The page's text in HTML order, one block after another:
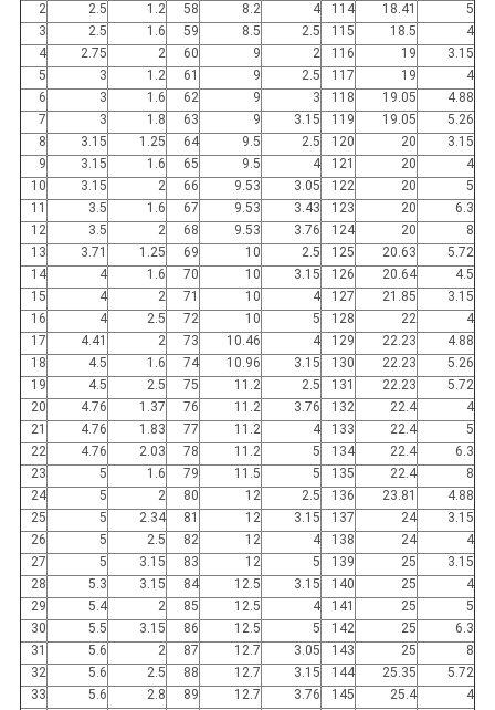
2
2.5 1.2 58 8.2 4 114 18.41
5
3
2.5 1.6 59 8.5 2.5 115 18.5
4
4
2.75 2 60 9 2 116 19
3.15
5
3 1.2 61 9 2.5 117 19
4
6
3 1.6 62 9 3 118 19.05
4.88
7
3 1.8 63 9 3.15 119 19.05
5.26
8
3.15 1.25 64 9.5 2.5 120 20
3.15
9
3.15 1.6 65 9.5 4 121 20
4
10
3.15 2 66 9.53 3.05 122 20
5
11
3.5 1.6 67 9.53 3.43 123 20
6.3
12
3.5 2 68 9.53 3.76 124 20
8
13
3.71 1.25 69 10 2.5 125 20.63
5.72
14
4 1.6 70 10 3.15 126 20.64
4.5
15
4 2 71 10 4 127 21.85
3.15
16
4 2.5 72 10 5 128 22
4
17
4.41 2 73 10.46 4 129 22.23
4.88
18
4.5 1.6 74 10.96 3.15 130 22.23
5.26
19
4.5 2.5 75 11.2 2.5 131 22.23
5.72
20
4.76 1.37 76 11.2 3.76 132 22.4
4
21
4.76 1.83 77 11.2 4 133 22.4
5
22
4.76 2.03 78 11.2 5 134 22.4
6.3
23
5 1.6 79 11.5 5 135 22.4
8
24
5 2 80 12 2.5 136 23.81
4.88
25
5 2.34 81 12 3.15 137 24
3.15
26
5 2.5 82 12 4 138 24
4
27
5 3.15 83 12 5 139 25
3.15
28
5.3 3.15 84 12.5 3.15 140 25
4
29
5.4 2 85 12.5 4 141 25
5
30
5.5 3.15 86 12.5 5 142 25
6.3
31
5.6 2 87 12.7 3.05 143 25
8
32
5.6 2.5 88 12.7 3.15 144 25.35
5.72
33
5.6 2.8 89 12.7 3.76 145 25.4
4